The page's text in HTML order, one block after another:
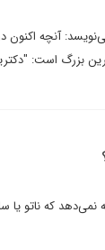
آنچه
بزرگ است:
که ناتو یا